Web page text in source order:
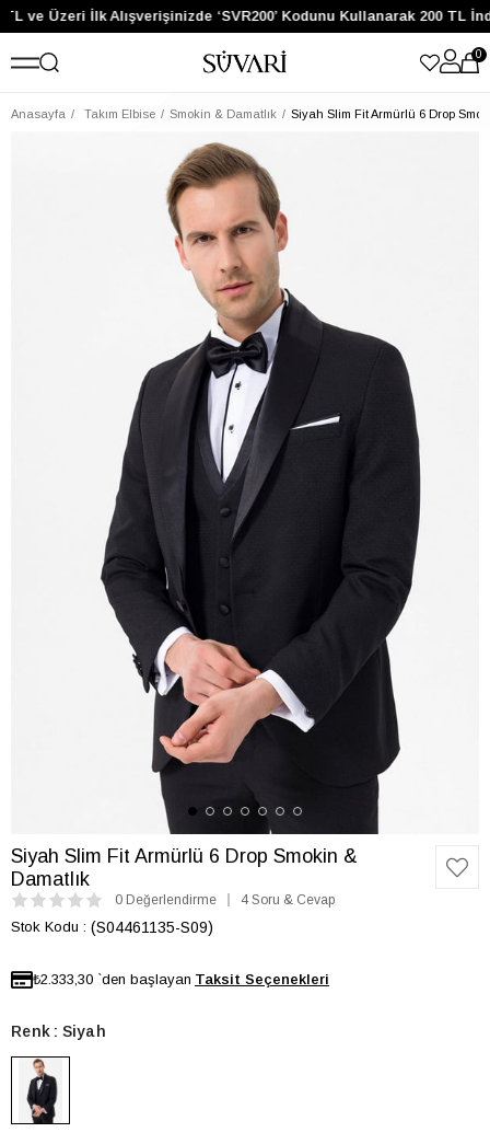
ve Üzeri İlk Alışverişinizde ‘SVR200’ Kodunu Kullanarak 200 TL
0
Anasayfa Takım Elbise Smokin & Damatlık Siyah Slim Fit Armürlü 6 Drop
Siyah Slim Fit Armürlü 6 Drop Smokin &
Damatlık
0 Değerlendirme 4 Soru & Cevap
Stok Kodu (S04461135-S09)
₺2.333,30 `den başlayan
Renk Siyah